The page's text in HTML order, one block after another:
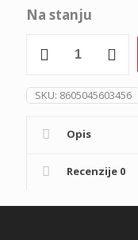
Na stanju
zipp
2
Skater
količina
SKU: 8605045603456
Opis
Recenzije 0